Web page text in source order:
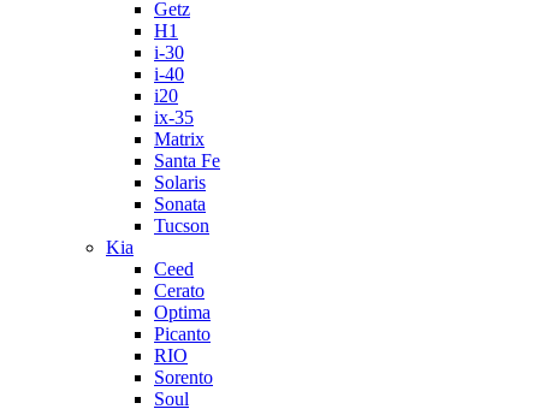
Getz
H1
i-30
i-40
i20
ix-35
Matrix
Santa Fe
Solaris
Sonata
Tucson
Kia
Ceed
Cerato
Optima
Picanto
RIO
Sorento
Soul